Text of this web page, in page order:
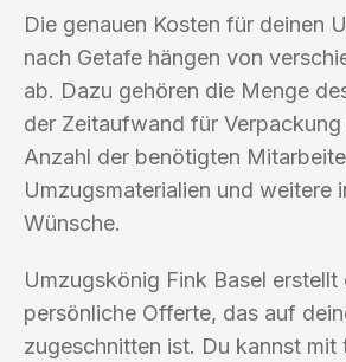
Die genauen Kosten für deinen
nach Getafe hängen von
ab. Dazu gehören die Menge
der Zeitaufwand für
Anzahl der benötigten
Umzugsmaterialien und weitere
Wünsche.
Umzugskönig Fink Basel erstellt
persönliche Offerte, das auf
zugeschnitten ist. Du kannst mit